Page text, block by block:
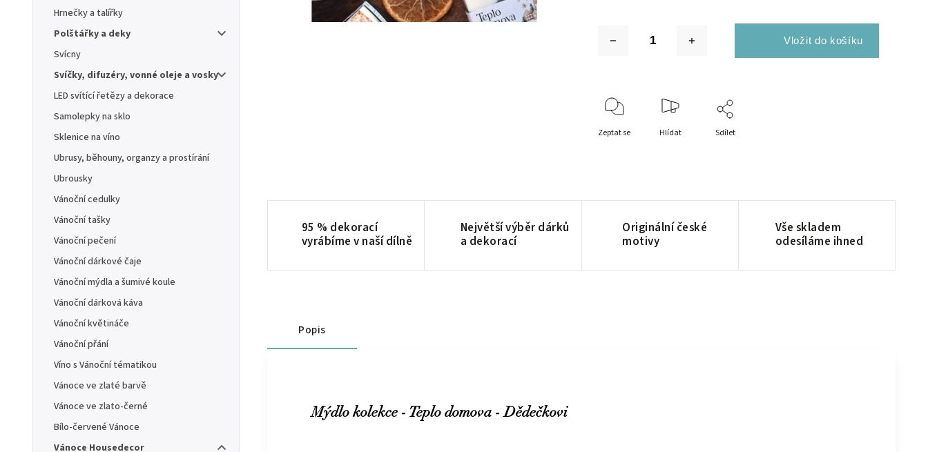
Hrnečky a talířky
Polštářky a deky
Svícny
Svíčky, difuzéry, vonné oleje a vosky
LED svítící řetězy a dekorace
Samolepky na sklo
Sklenice na víno
Ubrusy, běhouny, organzy a prostírání
Ubrousky
Vánoční cedulky
Vánoční tašky
Vánoční pečení
Vánoční dárkové čaje
Vánoční mýdla a šumivé koule
Vánoční dárková káva
Vánoční květináče
Vánoční přání
Víno s Vánoční tématikou
Vánoce ve zlaté barvě
Vánoce ve zlato-černé
Bílo-červené Vánoce
Vánoce Housedecor
Zeptat se Hlídat Sdílet
95 % dekorací
vyrábíme v naší dílně
Největší výběr dárků
a dekorací
Originální české
motivy
Vše skladem
odesíláme ihned
Popis
Mýdlo kolekce - Teplo domova - Dědečkovi